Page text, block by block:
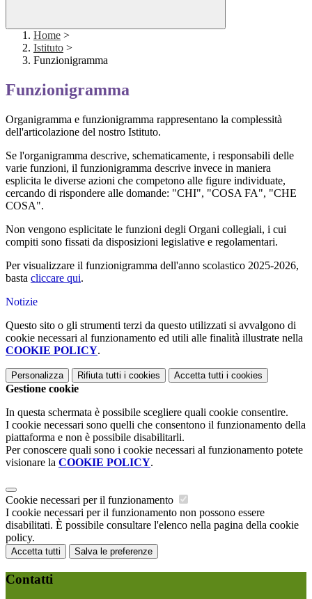
Home >
Istituto >
Funzionigramma
Funzionigramma
Organigramma e funzionigramma rappresentano la complessità
dell'articolazione del nostro Istituto.
Se l'organigramma descrive, schematicamente, i responsabili delle
varie funzioni, il funzionigramma descrive invece in maniera
esplicita le diverse azioni che competono alle figure individuate,
cercando di rispondere alle domande: "CHI", "COSA FA", "CHE
COSA".
Non vengono esplicitate le funzioni degli Organi collegiali, i cui
compiti sono fissati da disposizioni legislative e regolamentari.
Per visualizzare il funzionigramma dell'anno scolastico 2025-2026,
basta cliccare qui.
Notizie
Questo sito o gli strumenti terzi da questo utilizzati si avvalgono di
cookie necessari al funzionamento ed utili alle finalità illustrate nella
COOKIE POLICY.
Personalizza Rifiuta tutti i cookies Accetta tutti i cookies
Gestione cookie
In questa schermata è possibile scegliere quali cookie consentire.
I cookie necessari sono quelli che consentono il funzionamento della
piattaforma e non è possibile disabilitarli.
Per conoscere quali sono i cookie necessari al funzionamento potete
visionare la COOKIE POLICY.
Cookie necessari per il funzionamento
I cookie necessari per il funzionamento non possono essere
disabilitati. È possibile consultare l'elenco nella pagina della cookie
policy.
Accetta tutti Salva le preferenze
Contatti